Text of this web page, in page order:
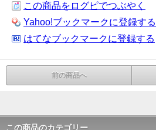
この商品をログピでつぶやく
Yahoo!ブックマークに登録する
はてなブックマークに登録する
前の商品へ
この商品のカテゴリー